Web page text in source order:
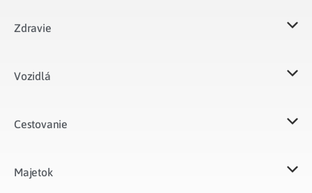
Zdravie
Vozidlá​
Cestovanie
Majetok​